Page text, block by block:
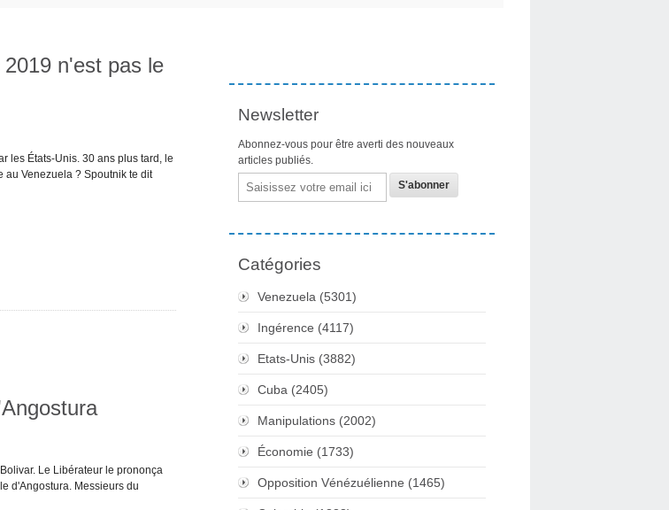
n'est pas le
les États-Unis. 30 ans plus tard, le
au Venezuela ? Spoutnik te dit
Le Libérateur le prononça
d'Angostura. Messieurs du
Newsletter
Abonnez-vous pour être averti des nouveaux
articles publiés.
Email
Catégories
Venezuela (5301)
Ingérence (4117)
Etats-Unis (3882)
Cuba (2405)
Manipulations (2002)
Économie (1733)
Opposition Vénézuélienne (1465)